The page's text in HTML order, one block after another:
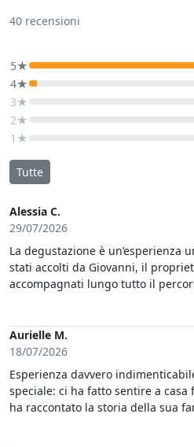
40 recensioni
5★
4★
3★
2★
1★
Tutte
Alessia C.
29/07/2026
La degustazione è un’esperienza
stati accolti da Giovanni, il
accompagnati lungo tutto il
dell'azienda. La degustazione si
dove tra un sorso di vino e l’altro
tramonto sull’Asinara. Ottimi
offerti durante la degustazione! Ci
Aurielle M.
18/07/2026
Esperienza davvero
speciale: ci ha fatto sentire a
ha raccontato la storia della sua
una passione autentica che